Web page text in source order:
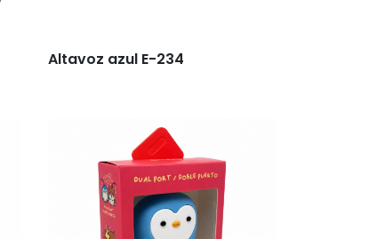
Altavoz azul E-234